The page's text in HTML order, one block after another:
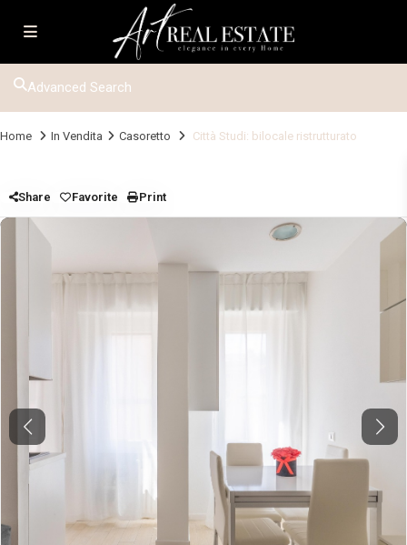
Advanced Search
Home In Vendita Casoretto Città Studi: bilocale ristrutturato
Share Favorite Print
Previous Next